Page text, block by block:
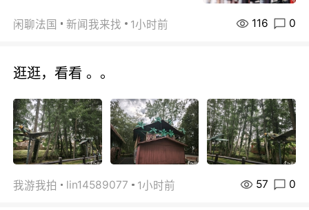
闲聊法国 新闻我来找 1小时前 116 0
逛逛，看看 。。
我游我拍 lin14589077 1小时前 57 0